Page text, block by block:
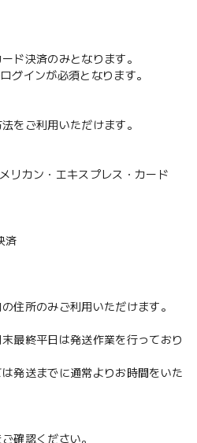
ド決済のみとなります。
グインが必須となります。
をご利用いただけます。
カン・エキスプレス・カード
済
住所のみご利用いただけます。
最終平日は発送作業を行っており
発送までに通常よりお時間をいた
確認ください。